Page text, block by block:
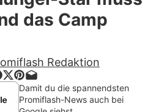
auf Promiflash
runterladen
Team
das Camp
Redaktion
Damit du die spannendsten
Promiflash-News auch bei